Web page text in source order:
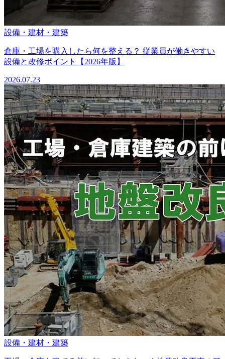
設備・建材・建築
倉庫・工場を購入したら何を整える？ 従業員が働きやすい
設備と改修ポイント【2026年版】
2026.07.23
設備・建材・建築